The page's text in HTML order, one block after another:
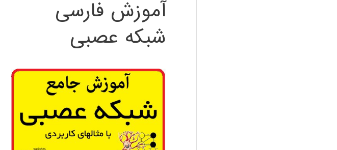
آموزش فارسی
شبکه عصبی